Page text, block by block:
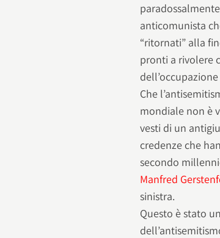
anticomunista
“ritornati” alla
pronti a rivolere
Che
mondiale non è
vesti di un
credenze che
secondo
Manfred
sinistra.
Questo è stato